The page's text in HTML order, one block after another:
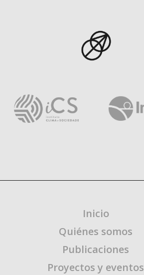
Inicio
Quiénes somos
Publicaciones
Proyectos y eventos